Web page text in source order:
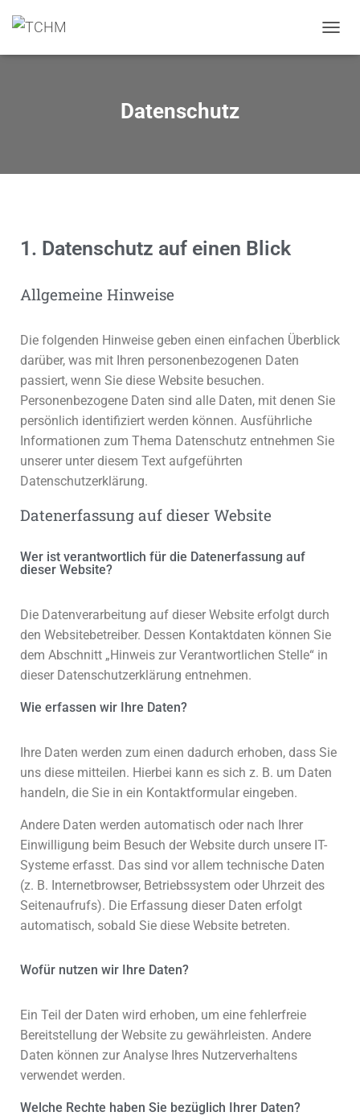
A
N
Datenschutz
1. Datenschutz auf einen Blick
Allgemeine Hinweise
Die folgenden Hinweise geben einen einfachen Überblick
darüber, was mit Ihren personenbezogenen Daten
passiert, wenn Sie diese Website besuchen.
Personenbezogene Daten sind alle Daten, mit denen Sie
persönlich identifiziert werden können. Ausführliche
Informationen zum Thema Datenschutz entnehmen Sie
unserer unter diesem Text aufgeführten
Datenschutzerklärung.
Datenerfassung auf dieser Website
Wer ist verantwortlich für die Datenerfassung auf
dieser Website?
Die Datenverarbeitung auf dieser Website erfolgt durch
den Websitebetreiber. Dessen Kontaktdaten können Sie
dem Abschnitt „Hinweis zur Verantwortlichen Stelle“ in
dieser Datenschutzerklärung entnehmen.
Wie erfassen wir Ihre Daten?
Ihre Daten werden zum einen dadurch erhoben, dass Sie
uns diese mitteilen. Hierbei kann es sich z. B. um Daten
handeln, die Sie in ein Kontaktformular eingeben.
Andere Daten werden automatisch oder nach Ihrer
Einwilligung beim Besuch der Website durch unsere IT-
Systeme erfasst. Das sind vor allem technische Daten
(z. B. Internetbrowser, Betriebssystem oder Uhrzeit des
Seitenaufrufs). Die Erfassung dieser Daten erfolgt
automatisch, sobald Sie diese Website betreten.
Wofür nutzen wir Ihre Daten?
Ein Teil der Daten wird erhoben, um eine fehlerfreie
Bereitstellung der Website zu gewährleisten. Andere
Daten können zur Analyse Ihres Nutzerverhaltens
verwendet werden.
Welche Rechte haben Sie bezüglich Ihrer Daten?